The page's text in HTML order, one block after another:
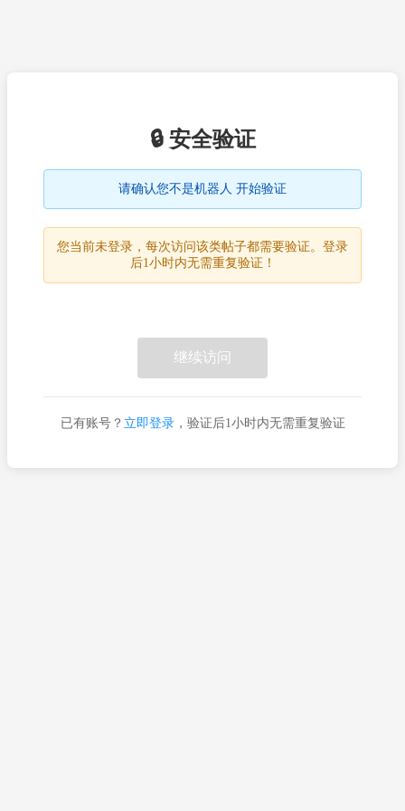
🔒 安全验证
请确认您不是机器人 开始验证
您当前未登录，每次访问该类帖子都需要验证。登录
后1小时内无需重复验证！
继续访问
已有账号？ 立即登录，验证后1小时内无需重复验证